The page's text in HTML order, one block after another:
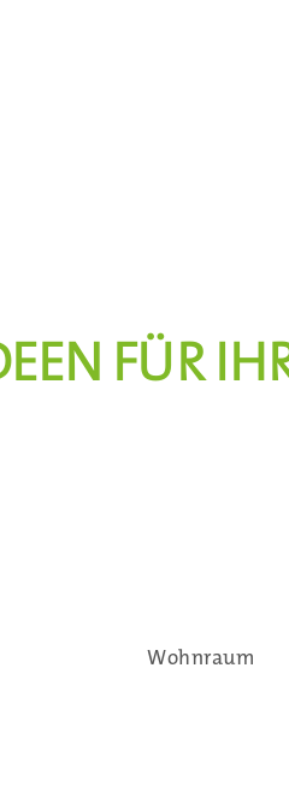
FÜR
Wohnraum